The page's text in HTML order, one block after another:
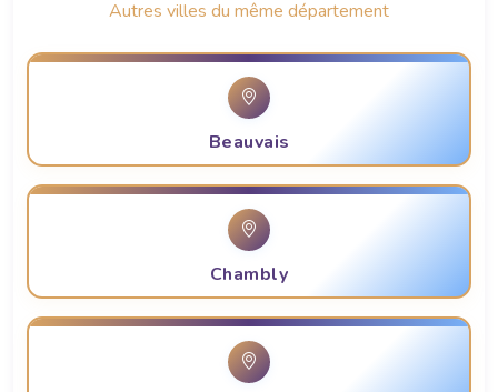
Autres villes du même département
Beauvais
Chambly